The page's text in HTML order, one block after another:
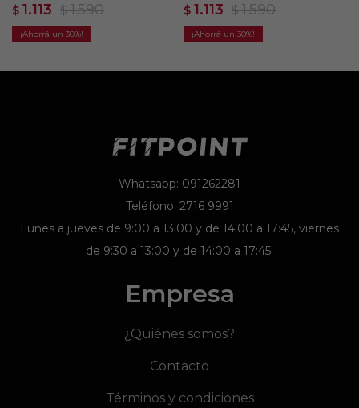
$ 1.113 $ 1.590
30
$ 1.113 $ 1.590
30
Whatsapp: 091262281
Teléfono: 2716 9991
Lunes a jueves de 9:00 a 13:00 y de 14:00 a 17:45, viernes
de 9:30 a 13:00 y de 14:00 a 17:45.
Empresa
¿Quiénes somos?
Contacto
Términos y condiciones